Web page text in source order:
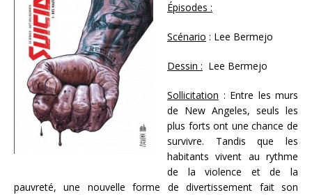
Épisodes :
Scénario : Lee Bermejo
Dessin : Lee Bermejo
Sollicitation : Entre les murs
de New Angeles, seuls les
plus forts ont une chance de
survivre. Tandis que les
habitants vivent au rythme
de la violence et de la
pauvreté, une nouvelle forme de divertissement fait son